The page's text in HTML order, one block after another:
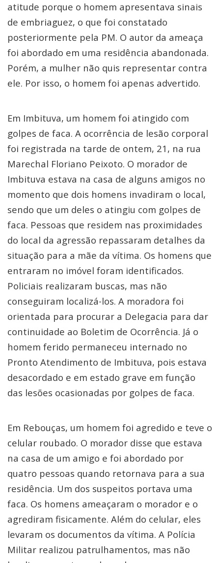
atitude porque o homem apresentava sinais
de embriaguez, o que foi constatado
posteriormente pela PM. O autor da ameaça
foi abordado em uma residência abandonada.
Porém, a mulher não quis representar contra
ele. Por isso, o homem foi apenas advertido.
Em Imbituva, um homem foi atingido com
golpes de faca. A ocorrência de lesão corporal
foi registrada na tarde de ontem, 21, na rua
Marechal Floriano Peixoto. O morador de
Imbituva estava na casa de alguns amigos no
momento que dois homens invadiram o local,
sendo que um deles o atingiu com golpes de
faca. Pessoas que residem nas proximidades
do local da agressão repassaram detalhes da
situação para a mãe da vítima. Os homens que
entraram no imóvel foram identificados.
Policiais realizaram buscas, mas não
conseguiram localizá-los. A moradora foi
orientada para procurar a Delegacia para dar
continuidade ao Boletim de Ocorrência. Já o
homem ferido permaneceu internado no
Pronto Atendimento de Imbituva, pois estava
desacordado e em estado grave em função
das lesões ocasionadas por golpes de faca.
Em Rebouças, um homem foi agredido e teve o
celular roubado. O morador disse que estava
na casa de um amigo e foi abordado por
quatro pessoas quando retornava para a sua
residência. Um dos suspeitos portava uma
faca. Os homens ameaçaram o morador e o
agrediram fisicamente. Além do celular, eles
levaram os documentos da vítima. A Polícia
Militar realizou patrulhamentos, mas não